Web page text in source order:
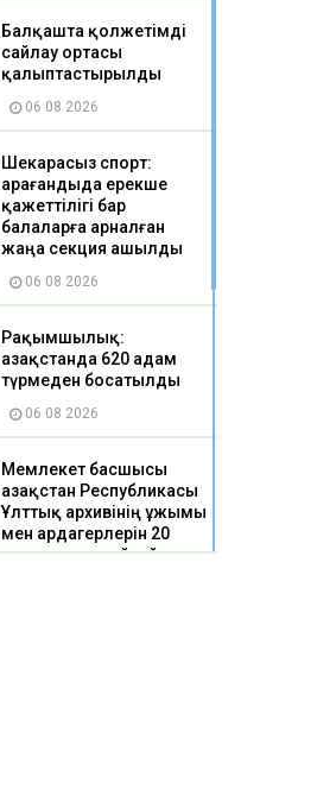
Балқашта қолжетімді
сайлау ортасы
қалыптастырылды
06 08 2026
Шекарасыз спорт:
Қарағандыда ерекше
қажеттілігі бар
балаларға арналған
жаңа секция ашылды
06 08 2026
Рақымшылық:
Қазақстанда 620 адам
түрмеден босатылды
06 08 2026
Мемлекет басшысы
Қазақстан Республикасы
Ұлттық архивінің ұжымы
мен ардагерлерін 20
жылдық мерейтоймен